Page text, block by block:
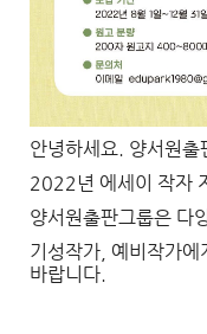
안녕하세요. 양서원출
2022년 에세이 작자
양서원출판그룹은 다
기성작가, 예비작가에
바랍니다.